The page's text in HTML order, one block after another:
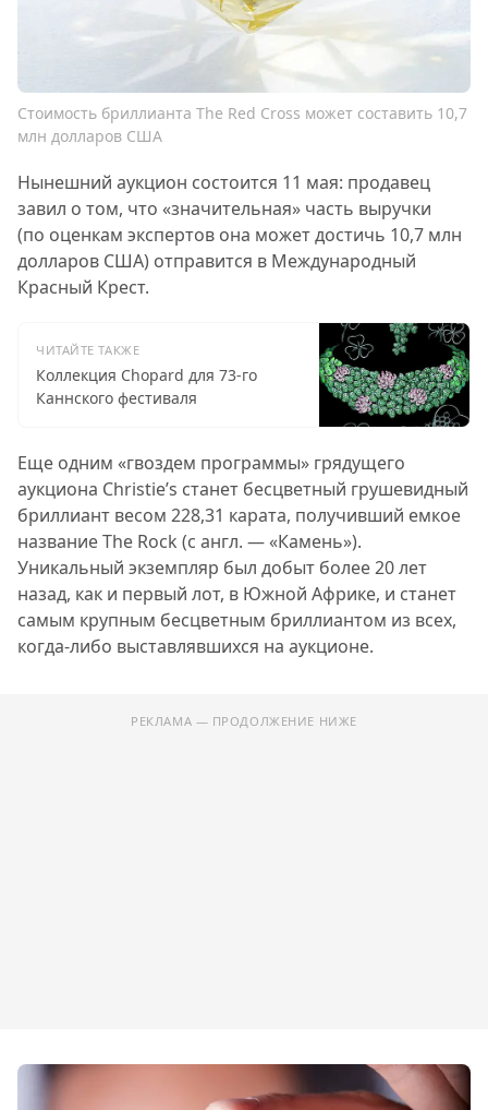
Стоимость бриллианта The Red Cross может составить 10,7
млн долларов США
Нынешний аукцион состоится 11 мая: продавец
завил о том, что «значительная» часть выручки
(по оценкам экспертов она может достичь 10,7 млн
долларов США) отправится в Международный
Красный Крест.
ЧИТАЙТЕ ТАКЖЕ
Коллекция Chopard для 73-го
Каннского фестиваля
Еще одним «гвоздем программы» грядущего
аукциона Christie’s станет бесцветный грушевидный
бриллиант весом 228,31 карата, получивший емкое
название The Rock (с англ. — «Камень»).
Уникальный экземпляр был добыт более 20 лет
назад, как и первый лот, в Южной Африке, и станет
самым крупным бесцветным бриллиантом из всех,
когда-либо выставлявшихся на аукционе.
РЕКЛАМА — ПРОДОЛЖЕНИЕ НИЖЕ